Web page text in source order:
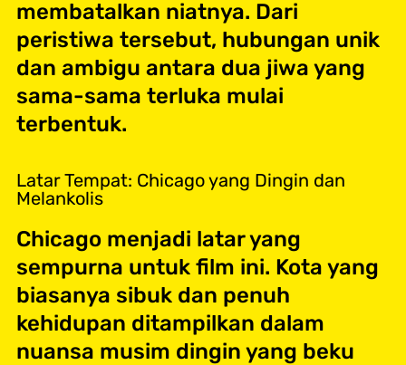
membatalkan niatnya. Dari
peristiwa tersebut, hubungan unik
dan ambigu antara dua jiwa yang
sama-sama terluka mulai
terbentuk.
Latar Tempat: Chicago yang Dingin dan
Melankolis
Chicago menjadi latar yang
sempurna untuk film ini. Kota yang
biasanya sibuk dan penuh
kehidupan ditampilkan dalam
nuansa musim dingin yang beku